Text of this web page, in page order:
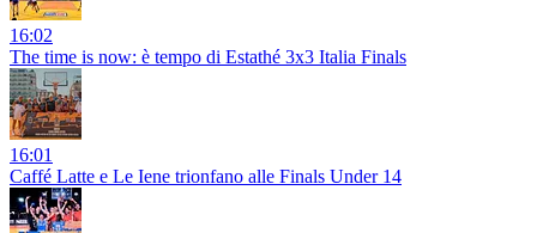
16:02
The time is now: è tempo di Estathé 3x3 Italia Finals
16:01
Caffé Latte e Le Iene trionfano alle Finals Under 14